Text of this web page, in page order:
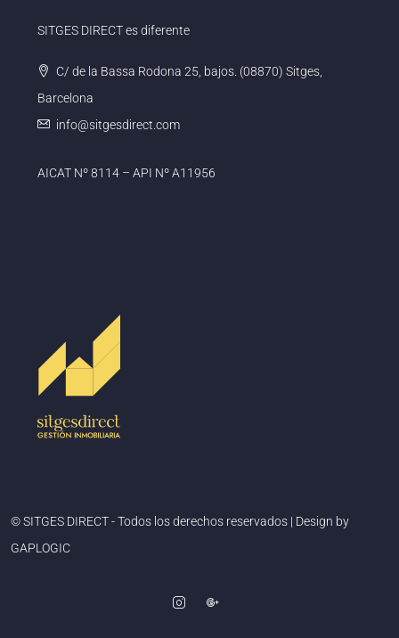
SITGES DIRECT es diferente
C/ de la Bassa Rodona 25, bajos. (08870) Sitges,
Barcelona
info@sitgesdirect.com
AICAT Nº 8114 – API Nº A11956
© SITGES DIRECT - Todos los derechos reservados | Design by
GAPLOGIC